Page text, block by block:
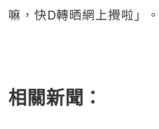
嘛，快D轉晒網上攪啦」。
相關新聞：